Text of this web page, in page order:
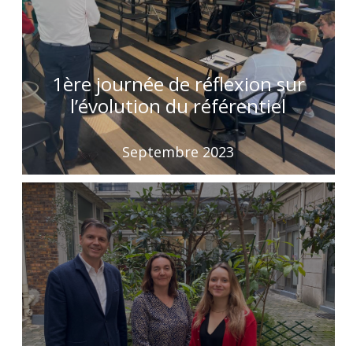
1ère journée de réflexion sur
l’évolution du référentiel
Septembre 2023